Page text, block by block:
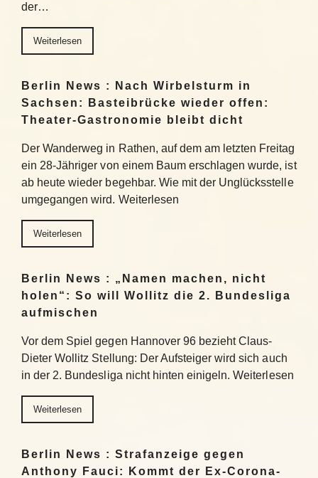
der…
Weiterlesen
Berlin News : Nach Wirbelsturm in
Sachsen: Basteibrücke wieder offen:
Theater-Gastronomie bleibt dicht
Der Wanderweg in Rathen, auf dem am letzten Freitag
ein 28-Jähriger von einem Baum erschlagen wurde, ist
ab heute wieder begehbar. Wie mit der Unglücksstelle
umgegangen wird. Weiterlesen
Weiterlesen
Berlin News : „Namen machen, nicht
holen“: So will Wollitz die 2. Bundesliga
aufmischen
Vor dem Spiel gegen Hannover 96 bezieht Claus-
Dieter Wollitz Stellung: Der Aufsteiger wird sich auch
in der 2. Bundesliga nicht hinten einigeln. Weiterlesen
Weiterlesen
Berlin News : Strafanzeige gegen
Anthony Fauci: Kommt der Ex-Corona-